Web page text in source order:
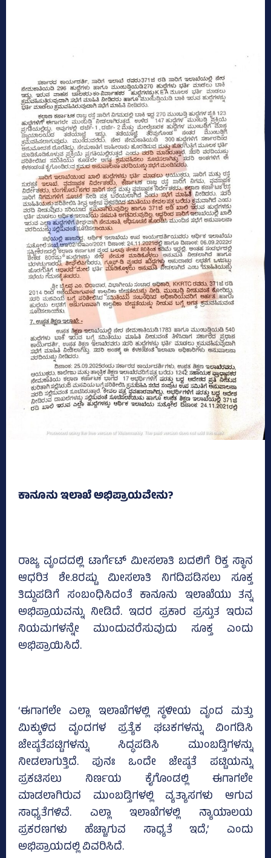
ಕಾನೂನು ಇಲಾಖೆ ಅಭಿಪ್ರಾಯವೇನು?
ರಾಜ್ಯ ವೃಂದದಲ್ಲಿ ಟಾರ್ಗೆಟ್‌ ಮೀಸಲಾತಿ ಬದಲಿಗೆ ರಿಕ್ತ ಸ್ಥಾನ
ಆಧರಿತ ಶೇ.8ರಷ್ಟು ಮೀಸಲಾತಿ ನಿಗದಿಪಡಿಸಲು ಸೂಕ್ತ
ತಿದ್ದುಪಡಿಗೆ ಸಂಬಂಧಿಸಿದಂತೆ ಕಾನೂನು ಇಲಾಖೆಯು ತನ್ನ
ಅಭಿಪ್ರಾಯವನ್ನು ನೀಡಿದೆ. ಇದರ ಪ್ರಕಾರ ಪ್ರಸ್ತುತ ಇರುವ
ನಿಯಮಗಳನ್ನೇ ಮುಂದುವರೆಸುವುದು ಸೂಕ್ತ ಎಂದು
ಅಭಿಪ್ರಾಯಿಸಿದೆ.
‘ಈಗಾಗಲೇ ಎಲ್ಲಾ ಇಲಾಖೆಗಳಲ್ಲಿ ಸ್ಥಳೀಯ ವೃಂದ ಮತ್ತು
ಮಿಕ್ಕುಳಿದ ವೃಂದಗಳ ಪ್ರತ್ಯೆಕ ಘಟಕಗಳನ್ನು ವಿಂಗಡಿಸಿ
ಜೇಷ್ಠತೆಪಟ್ಟಿಗಳನ್ನು ಸಿದ್ಧಪಡಿಸಿ ಮುಂಬಡ್ತಿಗಳನ್ನು
ನೀಡಲಾಗುತ್ತಿದೆ. ಪುನಃ ಒಂದೇ ಜೇಷ್ಠತೆ ಪಟ್ಟಿಯನ್ನು
ಪ್ರಕಟಿಸಲು ನಿರ್ಣಯ ಕೈಗೊಂಡಲ್ಲಿ ಈಗಾಗಲೇ
ಮಾಡಲಾಗಿರುವ ಮುಂಬಡ್ತಿಗಳಲ್ಲಿ ವ್ಯತ್ಯಾಸಗಳು ಆಗುವ
ಸಾಧ್ಯತೆಗಳಿವೆ. ಎಲ್ಲಾ ಇಲಾಖೆಗಳಲ್ಲಿ ನ್ಯಾಯಾಲಯ
ಪ್ರಕರಣಗಳು ಹೆಚ್ಚಾಗುವ ಸಾಧ್ಯತೆ ಇದೆ,’ ಎಂದು
ಅಭಿಪ್ರಾಯದಲ್ಲಿ ವಿವರಿಸಿದೆ.